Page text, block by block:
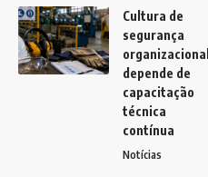
Cultura de
segurança
organizacional
depende de
capacitação
técnica
contínua
Notícias